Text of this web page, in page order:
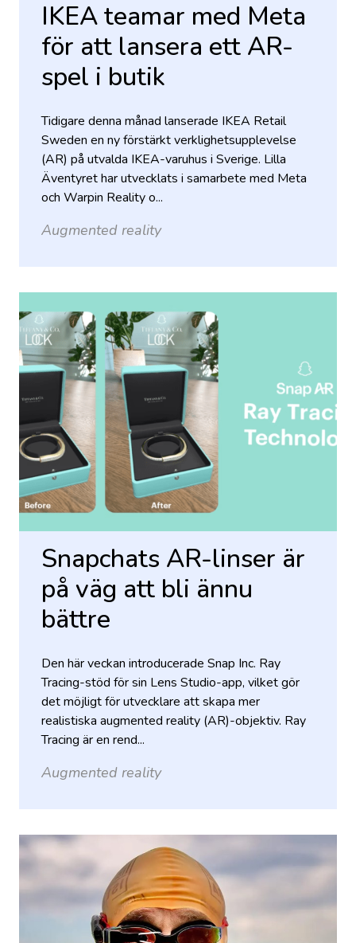
IKEA teamar med Meta
för att lansera ett AR-
spel i butik
Tidigare denna månad lanserade IKEA Retail
Sweden en ny förstärkt verklighetsupplevelse
(AR) på utvalda IKEA-varuhus i Sverige. Lilla
Äventyret har utvecklats i samarbete med Meta
och Warpin Reality o...
Augmented reality
Snapchats AR-linser är
på väg att bli ännu
bättre
Den här veckan introducerade Snap Inc. Ray
Tracing-stöd för sin Lens Studio-app, vilket gör
det möjligt för utvecklare att skapa mer
realistiska augmented reality (AR)-objektiv. Ray
Tracing är en rend...
Augmented reality